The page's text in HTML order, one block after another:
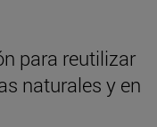
para reutilizar
naturales y en